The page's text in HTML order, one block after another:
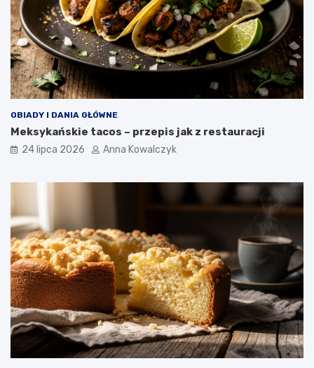
OBIADY I DANIA GŁÓWNE
Meksykańskie tacos – przepis jak z restauracji
24 lipca 2026 Anna Kowalczyk